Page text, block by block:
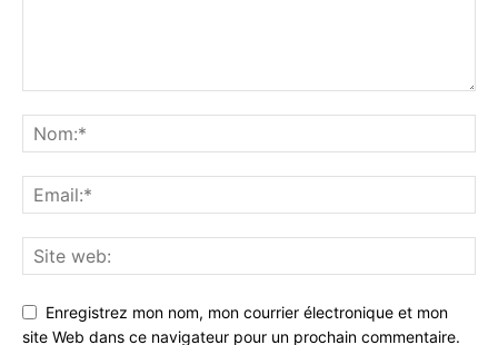
Enregistrez mon nom, mon courrier électronique et mon
site Web dans ce navigateur pour un prochain commentaire.